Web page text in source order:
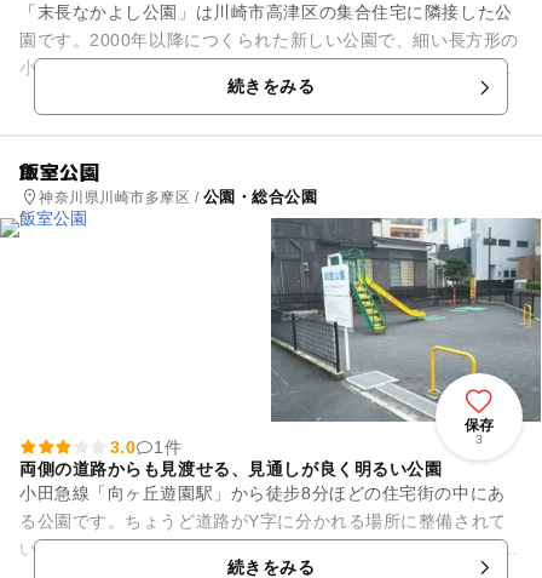
「末長なかよし公園」は川崎市高津区の集合住宅に隣接した公
園です。2000年以降につくられた新しい公園で、細い長方形の
小さな敷地には、すべり台やブランコ、鉄棒、スイング遊具が
きれいに配置されていま...続きをみる
飯室公園
神奈川県川崎市多摩区 / 公園・総合公園
保存
3
3.0
1件
両側の道路からも見渡せる、見通しが良く明るい公園
小田急線「向ヶ丘遊園駅」から徒步8分ほどの住宅街の中にあ
る公園です。ちょうど道路がY字に分かれる場所に整備されて
いて、両側から公園が見通せます。 小さな敷地の公園ではあり
続きをみる